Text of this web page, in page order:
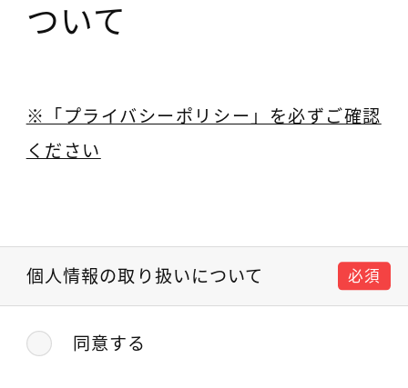
ついて
※「プライバシーポリシー」を必ずご確認
ください
個人情報の取り扱いについて 必須
同意する